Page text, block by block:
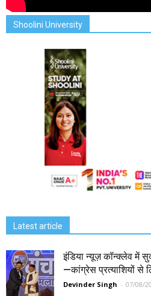
Shoolini University
Latest article
इंडिया न्यूज़ कॉन्क्लेव में
—कांग्रेस प्रत्याशियों से
Devinder Singh - 07/08/